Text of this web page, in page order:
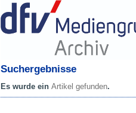
Suchergebnisse
Es wurde ein Artikel gefunden.